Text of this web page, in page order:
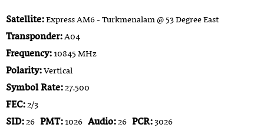
Satellite:Express AM6 - Turkmenalam @ 53 Degree East
Transponder:A04
Frequency:10845 MHz
Polarity:Vertical
Symbol Rate:27.500
FEC:2/3
SID:26 PMT:1026 Audio:26 PCR:3026